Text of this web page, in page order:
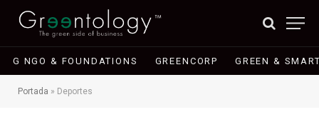
G NGO & FOUNDATIONS GREENCORP GREEN &
Portada » Deportes